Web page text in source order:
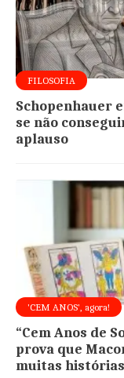
FILOSOFIA
Schopenhauer
se não
aplauso
'CEM ANOS', agora!
“Cem Anos de
prova que
muitas